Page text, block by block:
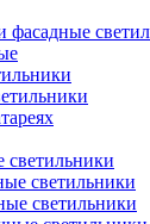
фасадные
светильники
светильники
светильники